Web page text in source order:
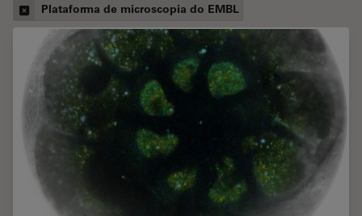
Plataforma de microscopia do EMBL